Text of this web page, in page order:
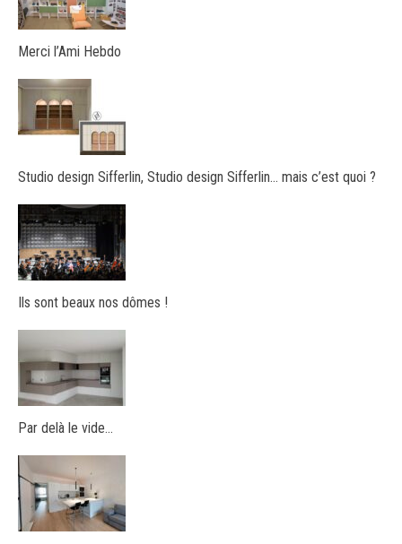
Merci l’Ami Hebdo
Studio design Sifferlin, Studio design Sifferlin… mais c’est quoi ?
Ils sont beaux nos dômes !
Par delà le vide…